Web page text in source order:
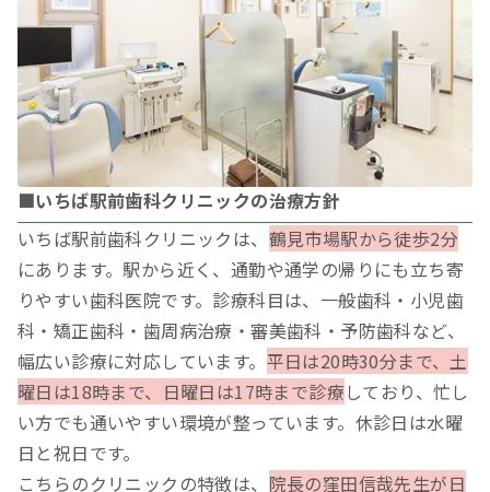
■いちば駅前歯科クリニックの治療方針
いちば駅前歯科クリニックは、 鶴見市場駅から徒歩2分
にあります。駅から近く、通勤や通学の帰りにも立ち寄
りやすい歯科医院です。診療科目は、一般歯科・小児歯
科・矯正歯科・歯周病治療・審美歯科・予防歯科など、
幅広い診療に対応しています。 平日は20時30分まで、土
曜日は18時まで、日曜日は17時まで診療 しており、忙し
い方でも通いやすい環境が整っています。休診日は水曜
日と祝日です。
こちらのクリニックの特徴は、 院長の窪田信哉先生が日